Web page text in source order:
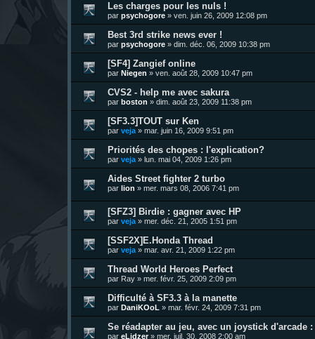
Les charges pour les nuls !
par psychogore » ven. juin 26, 2009 12:08 pm
Best 3rd strike news ever !
par psychogore » dim. déc. 06, 2009 10:38 pm
[SF4] Zangief online
par Niegen » ven. août 28, 2009 10:47 pm
CVS2 - help me avec sakura
par boston » dim. août 23, 2009 11:38 pm
[SF3.3]TOUT sur Ken
par veja » mar. juin 16, 2009 9:51 pm
Priorités des chopes : l'explication?
par veja » lun. mai 04, 2009 1:26 pm
Aides Street fighter 2 turbo
par lion » mer. mars 08, 2006 7:41 pm
[SFZ3] Birdie : gagner avec HP
par veja » mer. déc. 21, 2005 1:51 pm
[SSF2X]E.Honda Thread
par veja » mar. avr. 21, 2009 1:22 pm
Thread World Heroes Perfect
par Ray » mer. févr. 25, 2009 2:09 pm
Difficulté à SF3.3 à la manette
par DaniKOoL » mar. févr. 24, 2009 7:31 pm
Se réadapter au jeu, avec un joystick d'arcade
par eLidzer» mer. juil. 30, 2008 2:00 am